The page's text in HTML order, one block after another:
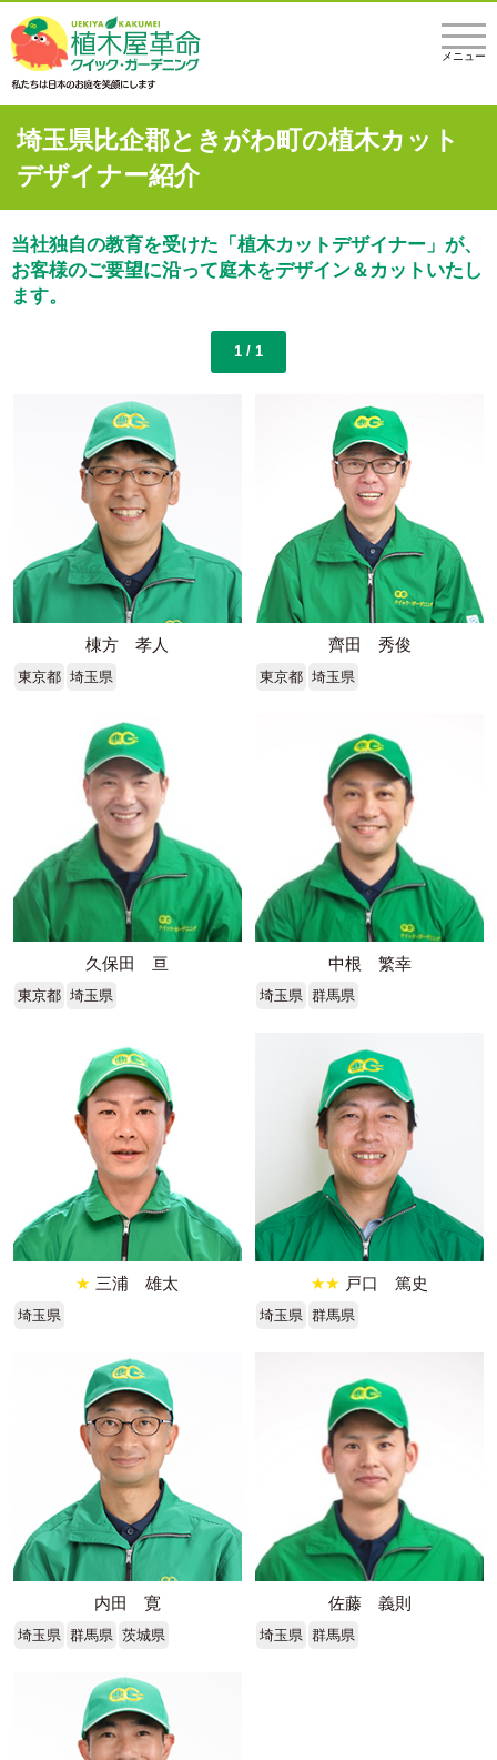
メニュー
埼玉県比企郡ときがわ町の植木カット
デザイナー紹介
当社独自の教育を受けた「植木カットデザイナー」が、
お客様のご要望に沿って庭木をデザイン＆カットいたし
ます。
1 / 1
棟方 孝人
東京都 埼玉県
齊田 秀俊
東京都 埼玉県
久保田 亘
東京都 埼玉県
中根 繁幸
埼玉県 群馬県
★ 三浦 雄太
埼玉県
★★ 戸口 篤史
埼玉県 群馬県
内田 寛
埼玉県 群馬県 茨城県
佐藤 義則
埼玉県 群馬県